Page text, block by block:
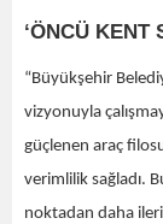
‘ÖNCÜ KENT
“Büyükşehir
vizyonuyla
güçlenen araç
verimlilik sağladı.
noktadan daha